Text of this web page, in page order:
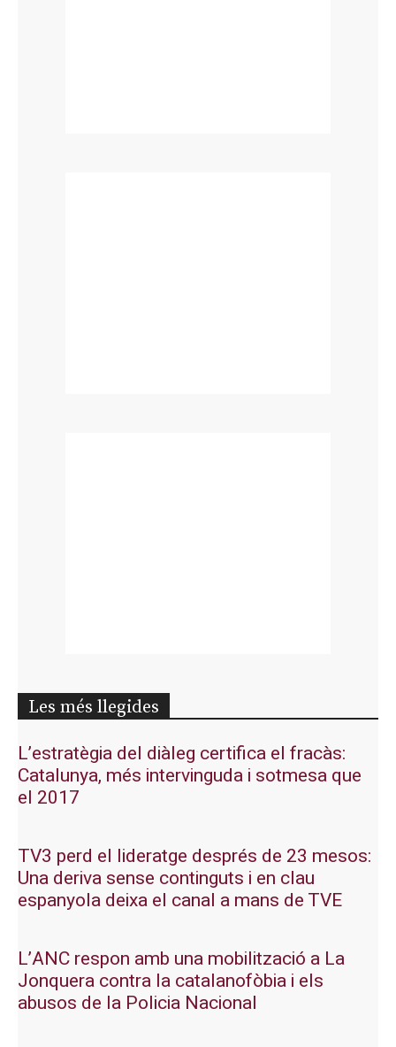
Les més llegides
L’estratègia del diàleg certifica el fracàs:
Catalunya, més intervinguda i sotmesa que
el 2017
TV3 perd el lideratge després de 23 mesos:
Una deriva sense continguts i en clau
espanyola deixa el canal a mans de TVE
L’ANC respon amb una mobilització a La
Jonquera contra la catalanofòbia i els
abusos de la Policia Nacional